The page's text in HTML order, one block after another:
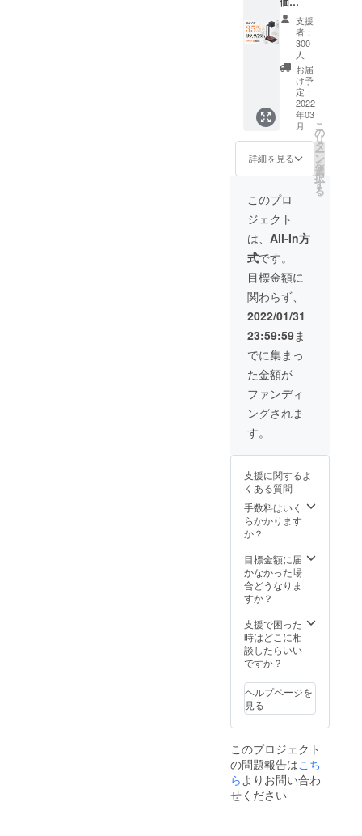
※送料込
み（日
本国内
限定）
■USB（
Type-
C）ケー
ブル×3
点 ■
レー
ザー専
用シー
ルド×3
点 ■遮
光ゴー
グル×3
点 ■日
書×3点
て×3点
■練習用
木板/紙
×各9点
※送料込
み（日
本国内
限定）
格:61,4
75円
（税
込） →
超超早
割価
格：
39,959
円（税
込） 内
容物：
■「LAS
ERCUB
E 100」
本体×1
点 ■折
り畳み
式スタ
ンド×1
点
■USB（
Type-
C）ケー
ブル×1
点 ■
レー
ザー専
用シー
ルド×1
点 ■遮
光ゴー
グル×1
扱説明
書×1点
■作品立
て×1点
■練習用
木板/紙
み（日
本国内
限定）
支援
者：
300
人
お届
け予
定：
2022
年03
月
詳細を見る
こ
の
リ
タ
ー
ン
を
選
択
す
る
このプロ
ジェクト
は、 All-In方
式です。
目標金額に
関わらず、
2022/01/31
23:59:59ま
でに集まっ
た金額が
ファンディ
ングされま
す。
支援に関するよ
くある質問
手数料はいく
らかかります
か？
目標金額に届
かなかった場
合どうなりま
すか？
支援で困った
時はどこに相
談したらいい
ですか？
ヘルプページを
見る
このプロジェクト
の問題報告はこち
ら よりお問い合わ
せください